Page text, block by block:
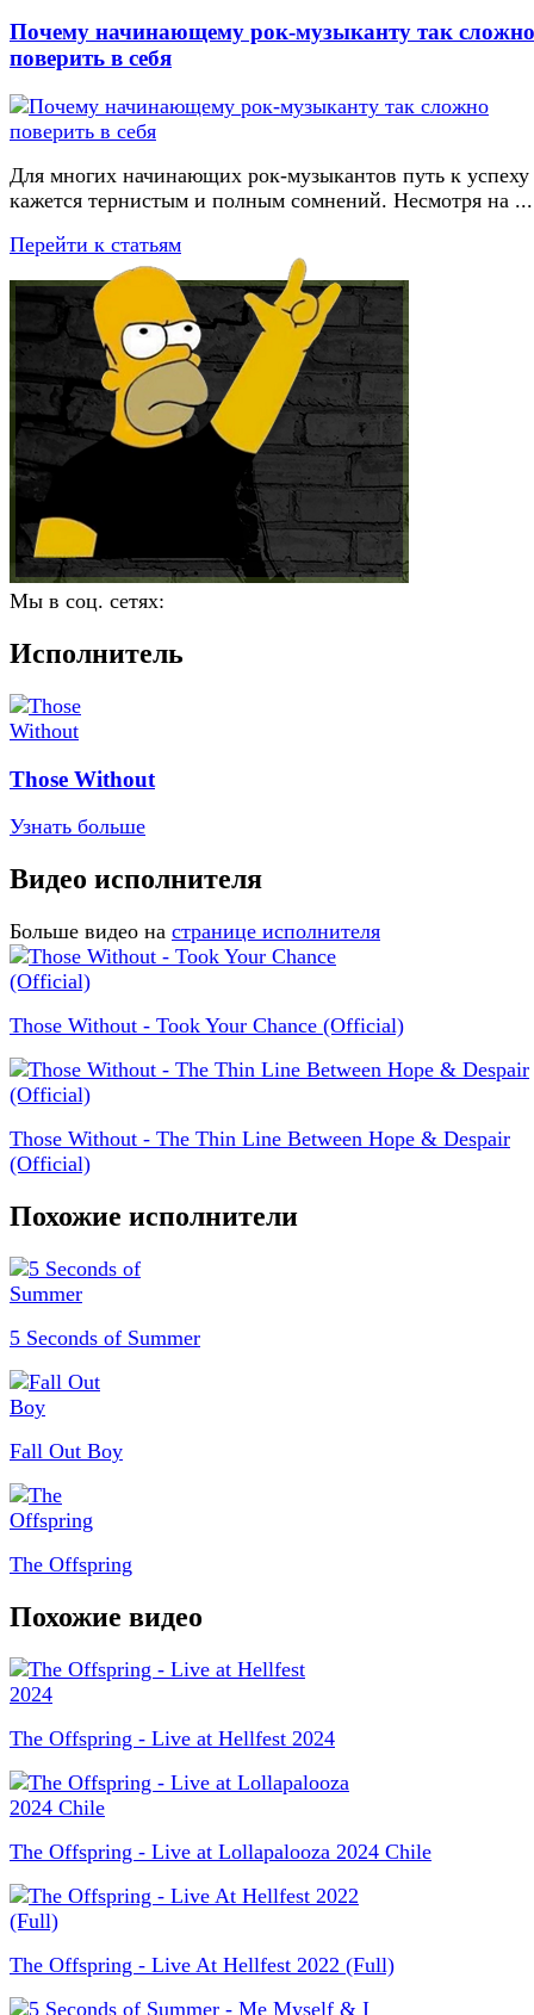
Почему начинающему рок-музыканту так сложно
поверить в себя
Для многих начинающих рок-музыкантов путь к успеху
кажется тернистым и полным сомнений. Несмотря на ...
Перейти к статьям
Мы в соц. сетях:
Исполнитель
Those Without
Узнать больше
Видео исполнителя
Больше видео на странице исполнителя
Those Without - Took Your Chance (Official)
Those Without - The Thin Line Between Hope & Despair
(Official)
Похожие исполнители
5 Seconds of Summer
Fall Out Boy
The Offspring
Похожие видео
The Offspring - Live at Hellfest 2024
The Offspring - Live at Lollapalooza 2024 Chile
The Offspring - Live At Hellfest 2022 (Full)